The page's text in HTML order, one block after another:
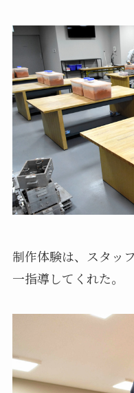
制作体験は、スタッ
一指導してくれた。